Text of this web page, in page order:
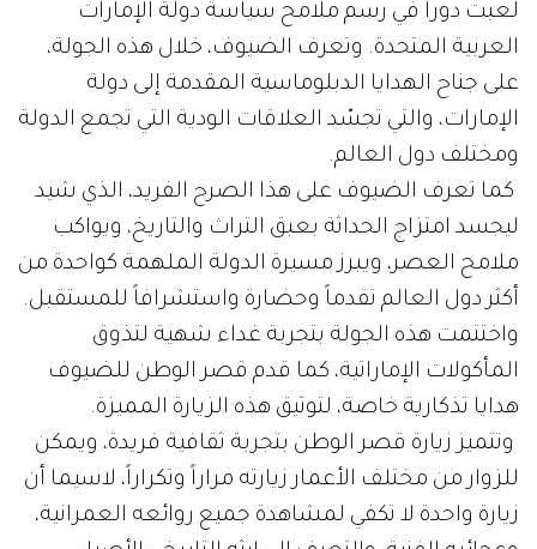
لعبت دوراً في رسم ملامح سياسة دولة الإمارات
العربية المتحدة. وتعرف الضيوف، خلال هذه الجولة،
على جناح الهدايا الدبلوماسية المقدمة إلى دولة
الإمارات، والتي تجسّد العلاقات الودية التي تجمع الدولة
ومختلف دول العالم.
كما تعرف الضيوف على هذا الصرح الفريد، الذي شيد
ليجسد امتزاج الحداثة بعبق التراث والتاريخ، ويواكب
ملامح العصر، ويبرز مسيرة الدولة الملهمة كواحدة من
أكثر دول العالم تقدماً وحضارة واستشرافاً للمستقبل.
واختتمت هذه الجولة بتجربة غداء شهية لتذوق
المأكولات الإماراتية، كما قدم قصر الوطن للضيوف
هدايا تذكارية خاصة، لتوثيق هذه الزيارة المميزة.
وتتميز زيارة قصر الوطن بتجربة ثقافية فريدة، ويمكن
للزوار من مختلف الأعمار زيارته مراراً وتكراراً، لاسيما أن
زيارة واحدة لا تكفي لمشاهدة جميع روائعه العمرانية،